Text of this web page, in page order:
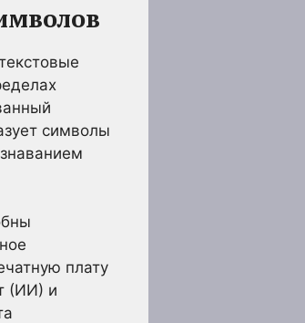
символы
плату
(ИИ) и